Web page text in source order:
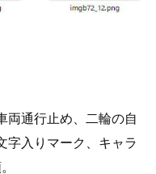
両通行止め、二輪の自
字入りマーク、キャラ